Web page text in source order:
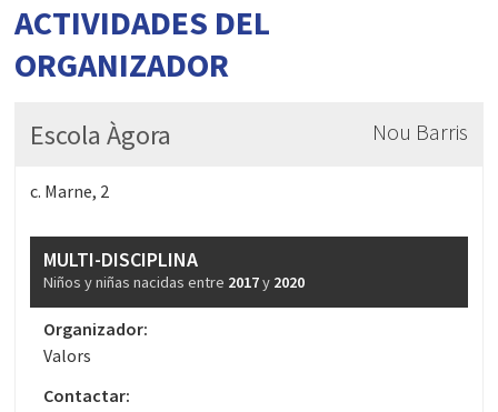
ACTIVIDADES DEL
ORGANIZADOR
Escola Àgora Nou Barris
c. Marne, 2
MULTI-DISCIPLINA
Niños y niñas nacidas entre 2017y 2020
Organizador:
Valors
Contactar: